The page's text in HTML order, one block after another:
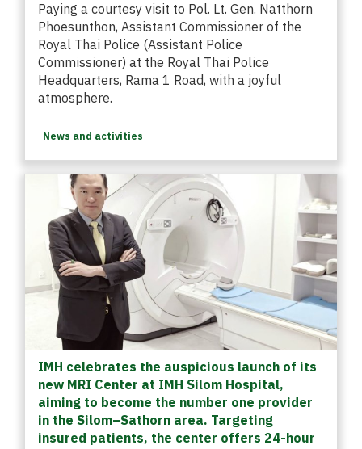
Paying a courtesy visit to Pol. Lt. Gen. Natthorn
Phoesunthon, Assistant Commissioner of the
Royal Thai Police (Assistant Police
Commissioner) at the Royal Thai Police
Headquarters, Rama 1 Road, with a joyful
atmosphere.
News and activities
IMH celebrates the auspicious launch of its
new MRI Center at IMH Silom Hospital,
aiming to become the number one provider
in the Silom–Sathorn area. Targeting
insured patients, the center offers 24-hour